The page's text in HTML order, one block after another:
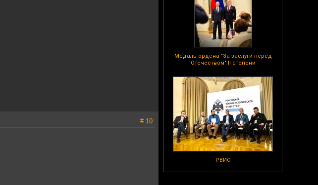
Медаль ордена "За заслуги перед
Отечеством" II степени
РВИО
# 10